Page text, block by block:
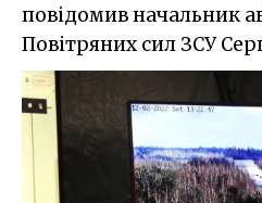
повідомив начальник
Повітряних сил ЗСУ